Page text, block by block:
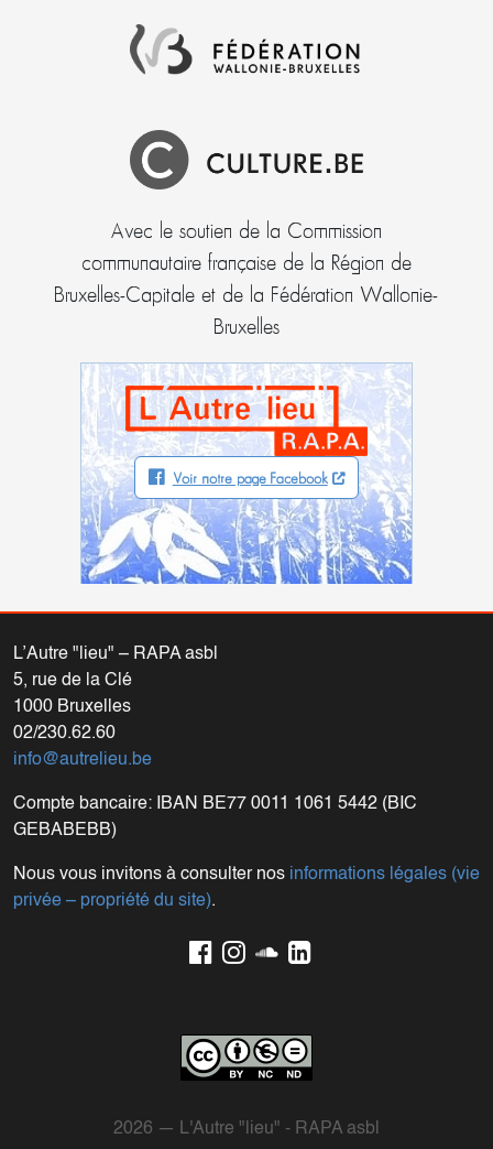
Avec le soutien de la Commission
communautaire française de la Région de
Bruxelles-Capitale et de la Fédération Wallonie-
Bruxelles
Voir notre page Facebook
L’Autre "lieu" – RAPA asbl
5, rue de la Clé
1000 Bruxelles
02/230.62.60
info@autrelieu.be
Compte bancaire: IBAN BE77 0011 1061 5442 (BIC
GEBABEBB)
Nous vous invitons à consulter nos informations légales (vie
privée – propriété du site).
2026 — L'Autre "lieu" - RAPA asbl